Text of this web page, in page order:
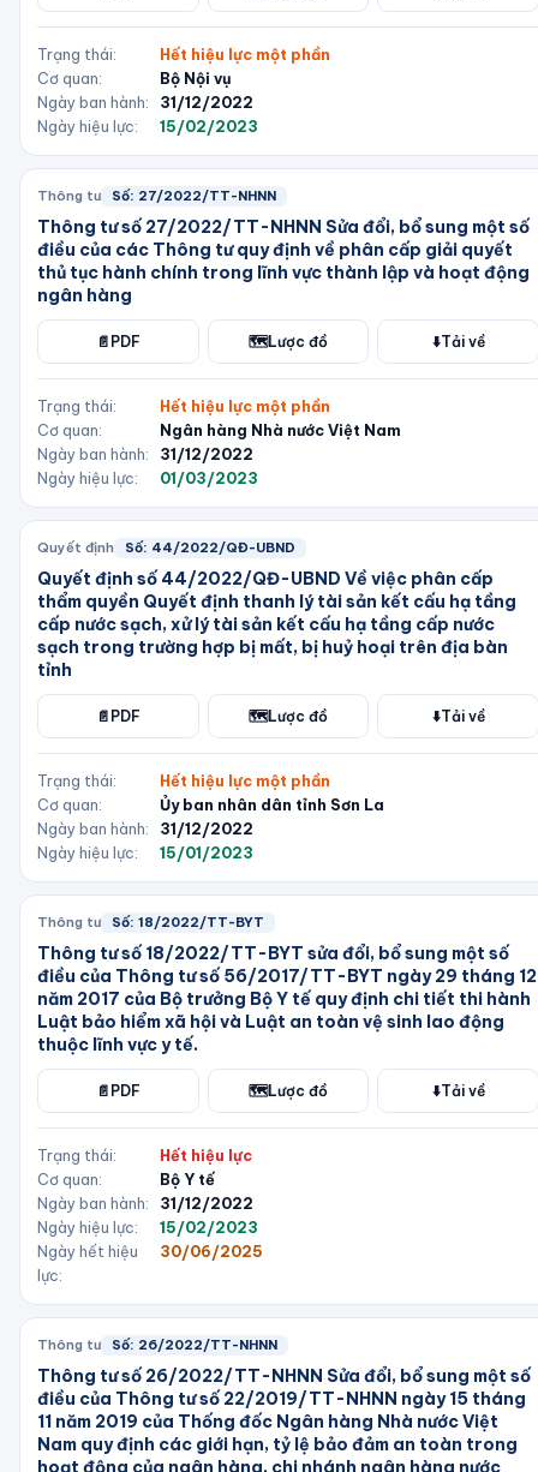
Trạng thái:
Hết hiệu lực một phần
Cơ quan:
Bộ Nội vụ
Ngày ban hành:
31/12/2022
Ngày hiệu lực:
15/02/2023
Thông tư Số: 27/2022/TT-NHNN
Thông tư số 27/2022/TT-NHNN Sửa đổi, bổ sung một số
điều của các Thông tư quy định về phân cấp giải quyết
thủ tục hành chính trong lĩnh vực thành lập và hoạt động
ngân hàng
📄 PDF 🗺️Lược đồ ⬇️Tải về
Trạng thái:
Hết hiệu lực một phần
Cơ quan:
Ngân hàng Nhà nước Việt Nam
Ngày ban hành:
31/12/2022
Ngày hiệu lực:
01/03/2023
Quyết định Số: 44/2022/QĐ-UBND
Quyết định số 44/2022/QĐ-UBND Về việc phân cấp
thẩm quyền Quyết định thanh lý tài sản kết cấu hạ tầng
cấp nước sạch, xử lý tài sản kết cấu hạ tầng cấp nước
sạch trong trường hợp bị mất, bị huỷ hoại trên địa bàn
tỉnh
📄 PDF 🗺️Lược đồ ⬇️Tải về
Trạng thái:
Hết hiệu lực một phần
Cơ quan:
Ủy ban nhân dân tỉnh Sơn La
Ngày ban hành:
31/12/2022
Ngày hiệu lực:
15/01/2023
Thông tư Số: 18/2022/TT-BYT
Thông tư số 18/2022/TT-BYT sửa đổi, bổ sung một số
điều của Thông tư số 56/2017/TT-BYT ngày 29 tháng 12
năm 2017 của Bộ trưởng Bộ Y tế quy định chi tiết thi hành
Luật bảo hiểm xã hội và Luật an toàn vệ sinh lao động
thuộc lĩnh vực y tế.
📄 PDF 🗺️Lược đồ ⬇️Tải về
Trạng thái:
Hết hiệu lực
Cơ quan:
Bộ Y tế
Ngày ban hành:
31/12/2022
Ngày hiệu lực:
15/02/2023
Ngày hết hiệu
lực:
30/06/2025
Thông tư Số: 26/2022/TT-NHNN
Thông tư số 26/2022/TT-NHNN Sửa đổi, bổ sung một số
điều của Thông tư số 22/2019/TT-NHNN ngày 15 tháng
11 năm 2019 của Thống đốc Ngân hàng Nhà nước Việt
Nam quy định các giới hạn, tỷ lệ bảo đảm an toàn trong
hoạt động của ngân hàng, chi nhánh ngân hàng nước